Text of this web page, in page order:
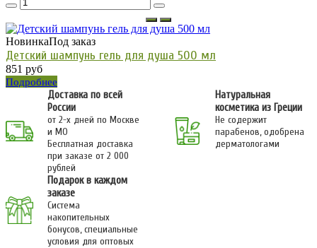
НовинкаПод заказ
Детский шампунь гель для душа 500 мл
851 руб
Подробнее
Доставка по всей
России
от 2-х дней по Москве
и МО
Бесплатная доставка
при заказе от 2 000
рублей
Натуральная
косметика из Греции
Не содержит
парабенов, одобрена
дерматологами
Подарок в каждом
заказе
Система
накопительных
бонусов, специальные
условия для оптовых